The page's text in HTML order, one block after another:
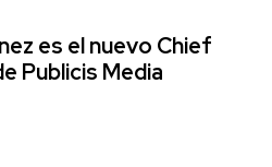
es el nuevo Chief
Publicis Media